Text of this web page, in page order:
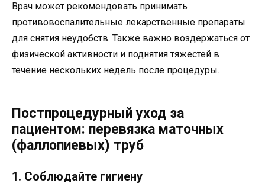
Врач может рекомендовать принимать
противовоспалительные лекарственные препараты
для снятия неудобств. Также важно воздержаться от
физической активности и поднятия тяжестей в
течение нескольких недель после процедуры.
Постпроцедурный уход за
пациентом: перевязка маточных
(фаллопиевых) труб
1. Соблюдайте гигиену